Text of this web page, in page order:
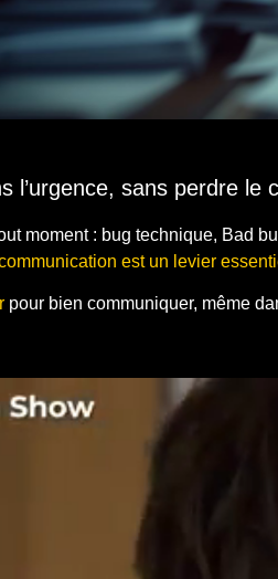
l’urgence, sans perdre le
moment : bug technique, Bad
est un levier
pour bien communiquer, même